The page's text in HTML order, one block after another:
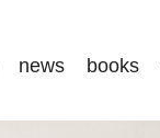
news books